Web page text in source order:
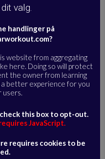
af smerterespons eller
for begyndere eller
må træne for en
men også mange
planker eller statiske
træninger indeholder
da de er relevante
problematiske
muskelgruppe såsom
skulderbladene bliver
valg.
handlinger på
website from aggregating
here. Doing so will protect
the owner from learning
better experience for you
users.
this box to opt-out.
JavaScript.
requires cookies to be